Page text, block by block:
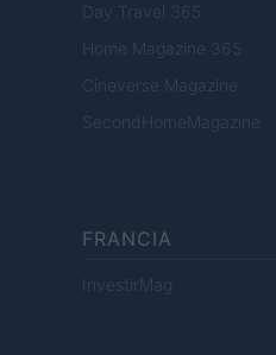
Day Travel 365
Home Magazine 365
Cineverse Magazine
SecondHomeMagazine
FRANCIA
InvestirMag